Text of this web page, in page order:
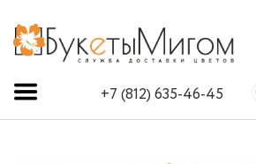
+7 (812) 635-46-45